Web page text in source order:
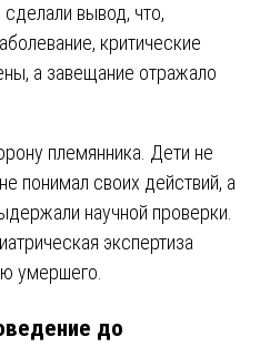
вывод, что,
критические
а завещание отражало
племянника. Дети не
понимал своих действий, а
научной проверки.
экспертиза
умершего.
до